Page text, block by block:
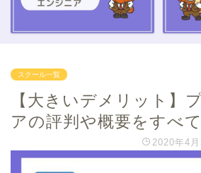
スクール一覧
【大きいデメリット】
アの評判や概要をすべて
2020年4月